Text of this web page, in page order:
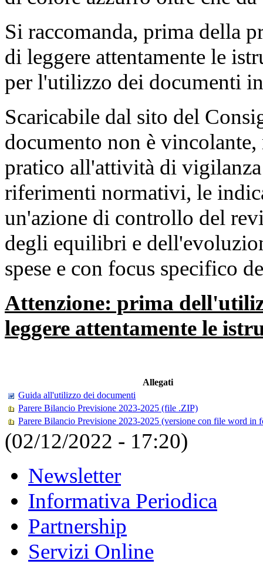
Si raccomanda, prima della
di leggere attentamente le
per l'utilizzo dei documenti
Scaricabile dal sito del
documento non è
pratico all'attività di
riferimenti normativi, le
un'azione di controllo del
degli equilibri e
spese e con focus specifico
Attenzione: prima
leggere attentamente le
Allegati
Guida all'utilizzo dei documenti
Parere Bilancio Previsione 2023-2025 (file .ZIP)
Parere Bilancio Previsione 2023-2025 (versione con file word in
(02/12/2022 - 17:20)
Newsletter
Informativa Periodica
Partnership
Servizi Online